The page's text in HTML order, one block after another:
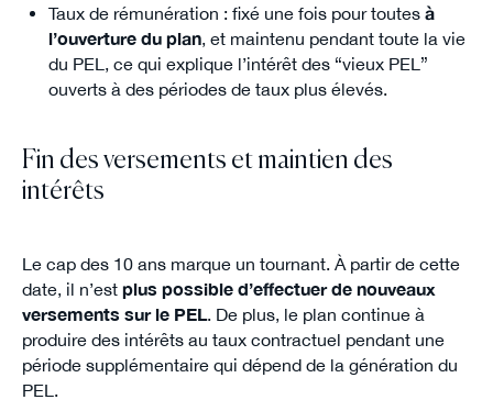
Taux de rémunération : fixé une fois pour toutes à
l’ouverture du plan, et maintenu pendant toute la vie
du PEL, ce qui explique l’intérêt des “vieux PEL”
ouverts à des périodes de taux plus élevés.
Fin des versements et maintien des
intérêts
Le cap des 10 ans marque un tournant. À partir de cette
date, il n’est plus possible d’effectuer de nouveaux
versements sur le PEL
. De plus, le plan continue à
produire des intérêts au taux contractuel pendant une
période supplémentaire qui dépend de la génération du
PEL.